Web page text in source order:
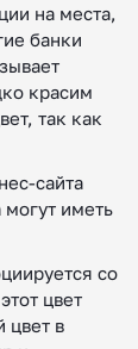
на места,
банки
красим
так как
сайта
могут иметь
со
цвет
цвет в